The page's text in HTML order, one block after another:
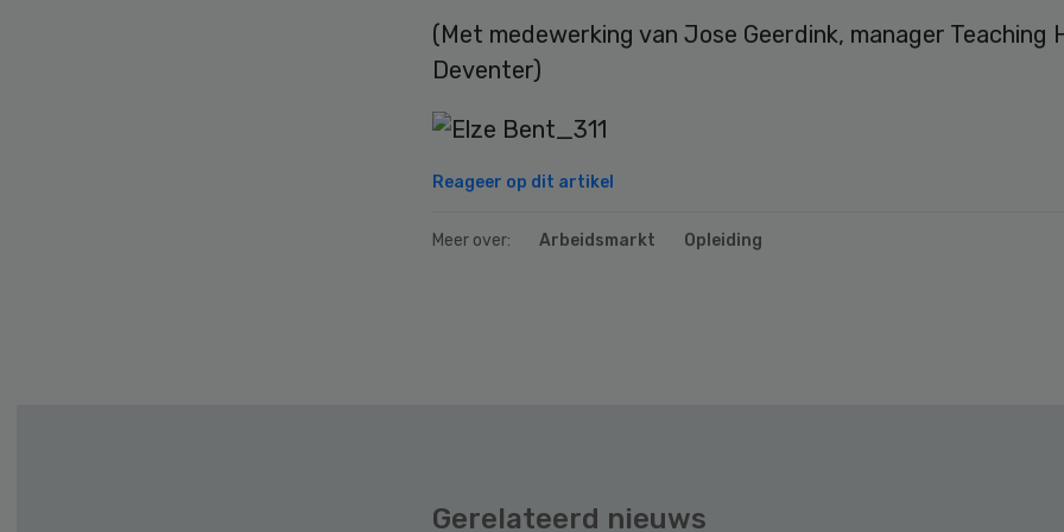
(Met medewerking van Jose Geerdink, manager Teaching
Deventer)
Reageer op dit artikel
Meer over: Arbeidsmarkt Opleiding
Gerelateerd nieuws